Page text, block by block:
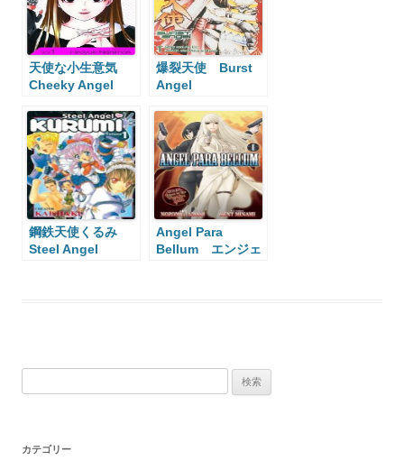
天使な小生意気
Cheeky Angel
爆裂天使 Burst
Angel
鋼鉄天使くるみ
Steel Angel
Angel Para
Bellum エンジェ
カテゴリー